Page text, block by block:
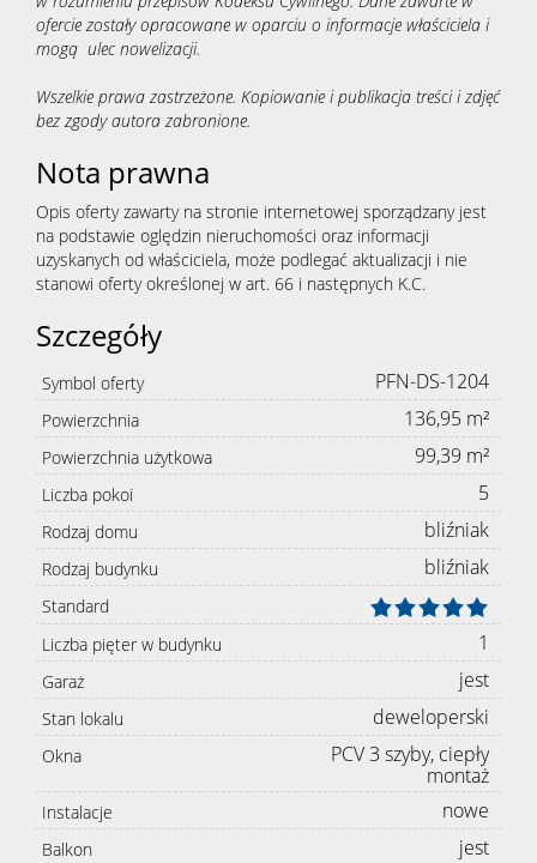
ofercie zostały opracowane w oparciu o informacje właściciela i
mogą ulec nowelizacji.
Wszelkie prawa zastrzeżone. Kopiowanie i publikacja treści i zdjęć
bez zgody autora zabronione.
Nota prawna
Opis oferty zawarty na stronie internetowej sporządzany jest
na podstawie oględzin nieruchomości oraz informacji
uzyskanych od właściciela, może podlegać aktualizacji i nie
stanowi oferty określonej w art. 66 i następnych K.C.
Szczegóły
Symbol oferty PFN-DS-1204
Powierzchnia 136,95 m²
Powierzchnia użytkowa 99,39 m²
Liczba pokoi 5
Rodzaj domu bliźniak
Rodzaj budynku bliźniak
Standard
Liczba pięter w budynku
1
Garaż jest
Stan lokalu deweloperski
Okna
PCV 3 szyby, ciepły
montaż
Instalacje nowe
Balkon jest